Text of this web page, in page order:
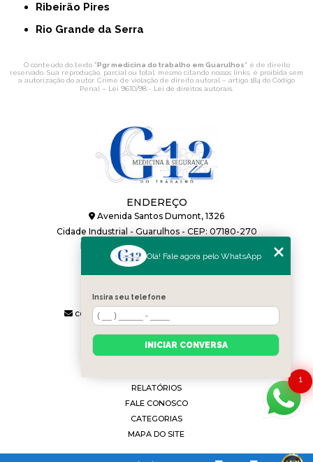
Ribeirão Pires
Rio Grande da Serra
O conteúdo do texto "Pgr medicina do trabalho em Guarulhos" é de direito
reservado. Sua reprodução, parcial ou total, mesmo citando nossos links, é proibida sem
a autorização do autor. Crime de violação de direito autoral – artigo 184 do Código
Penal – Lei 9610/98 - Lei de direitos autorais.
ENDEREÇO
Avenida Santos Dumont, 1326
Cidade Industrial - Guarulhos - CEP: 07180-270
HORÁRIO DE ATENDIMENTO
Segunda a Sexta: 08h às 17:48h
CONTATOS
(11) 91120-4270
contato@g12medicinadotrabalho.com.br
MENU
INÍCIO
SOBRE
RELATÓRIOS
FALE CONOSCO
CATEGORIAS
MAPA DO SITE
1
Olá! Fale agora pelo WhatsApp
Insira seu telefone
INICIAR CONVERSA